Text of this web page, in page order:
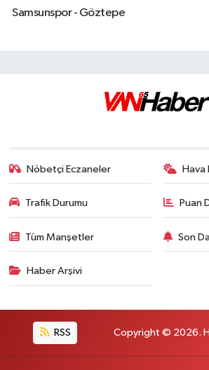
Samsunspor - Göztepe
Nöbetçi Eczaneler Hava
Trafik Durumu Puan
Tüm Manşetler Son
Haber Arşivi
RSS Copyright © 2026.